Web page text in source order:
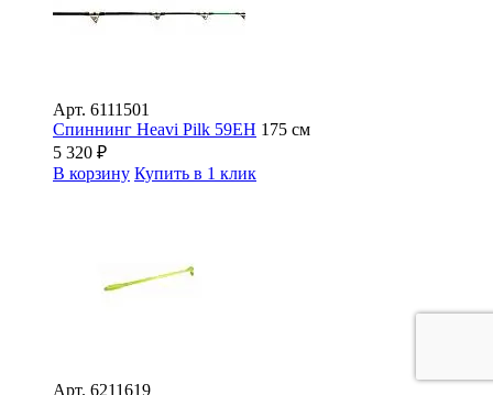
Арт. 6111501
Спиннинг Heavi Pilk 59EH 175 см
5 320 ₽
В корзину Купить в 1 клик
Арт. 6211619